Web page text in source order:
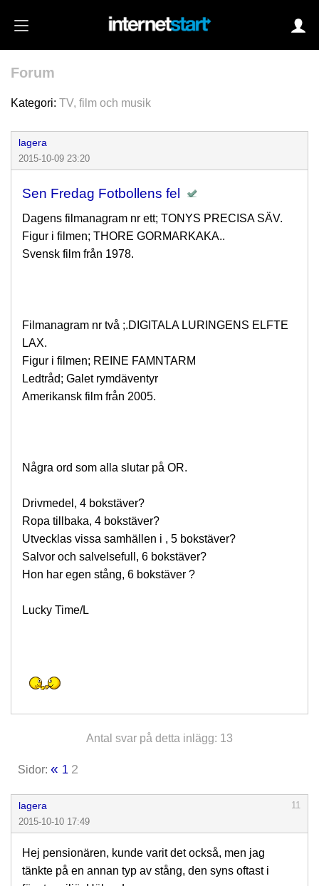
• Glömt lösenord?
Forum
Kategori: TV, film och musik
lagera
2015-10-09 23:20
Sen Fredag Fotbollens fel
Dagens filmanagram nr ett; TONYS PRECISA SÄV.
Figur i filmen; THORE GORMARKAKA..
Svensk film från 1978.
Filmanagram nr två ;.DIGITALA LURINGENS ELFTE
LAX.
Figur i filmen; REINE FAMNTARM
Ledtråd; Galet rymdäventyr
Amerikansk film från 2005.
Några ord som alla slutar på OR.
Drivmedel, 4 bokstäver?
Ropa tillbaka, 4 bokstäver?
Utvecklas vissa samhällen i , 5 bokstäver?
Salvor och salvelsefull, 6 bokstäver?
Hon har egen stång, 6 bokstäver ?
Lucky Time/L
Antal svar på detta inlägg: 13
Sidor: « 1 2
lagera
11
2015-10-10 17:49
Hej pensionären, kunde varit det också, men jag
tänkte på en annan typ av stång, den syns oftast i